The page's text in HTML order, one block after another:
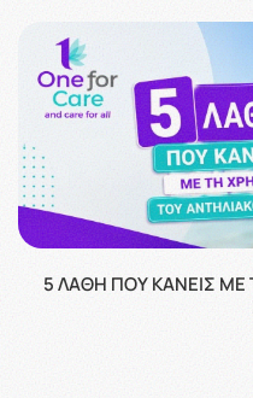
5 ΛΆΘΗ ΠΟΥ ΚΆΝΕΙΣ ΜΕ